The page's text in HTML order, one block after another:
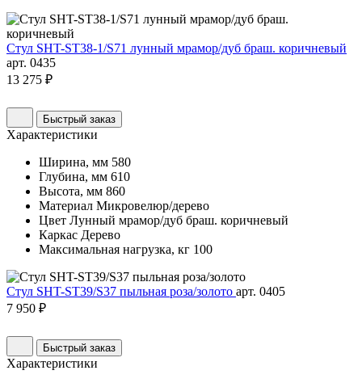
Стул SHT-ST38-1/S71 лунный мрамор/дуб браш. коричневый
арт. 0435
13 275 ₽
Быстрый заказ
Характеристики
Ширина, мм 580
Глубина, мм 610
Высота, мм 860
Материал Микровелюр/дерево
Цвет Лунный мрамор/дуб браш. коричневый
Каркас Дерево
Максимальная нагрузка, кг 100
Стул SHT-ST39/S37 пыльная роза/золото арт. 0405
7 950 ₽
Быстрый заказ
Характеристики